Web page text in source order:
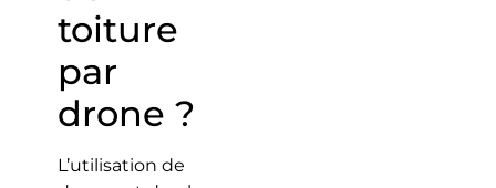
toiture
par
drone ?
L’utilisation de